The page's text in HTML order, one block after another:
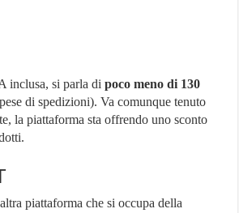
inclusa, si parla dipoco meno di 130
di spedizioni). Va comunque tenuto
la piattaforma sta offrendo uno sconto
piattaforma che si occupa della